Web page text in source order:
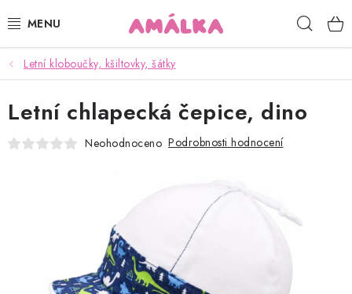
na
KOJENECKÉ, DĚTSKÉ OBLEČENÍ
ČEPICE, RUKAVICE, NÁKRČNÍKY
OSUŠKY, BRYNDÁKY, DEKY, DOPLŇKY
Letní kloboučky, kšiltovky, šátky
Letní chlapecká čepice, dino
Neohodnoceno Podrobnosti hodnocení